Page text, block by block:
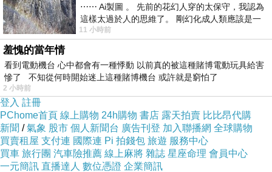
⋯⋯ Ai製圖 。 先前的花幻人穿的太保守，我認為
這樣太過於人的思維了。 剛幻化成人類應該是一
絲不掛吧？ 當然這樣是創不出
11 小時前
羞愧的當年情
看到電動機台 心中都會有一種悸動 以前真的被這種賭博電動玩具給害
慘了 不知從何時開始迷上這種賭博機台 或許就是窮怕了
2 小時前
登入 註冊
PChome首頁 線上購物 24h購物 書店 露天拍賣 比比昂代購
新聞 /氣象 股市 個人新聞台 廣告刊登 加入聯播網 全球購物
買賣租屋 支付連 國際連 Pi 拍錢包 旅遊 服務中心
買車 旅行團 汽車險推薦 線上麻將 雜誌 星座命理 會員中心
一元簡訊 直播達人 數位憑證 企業簡訊